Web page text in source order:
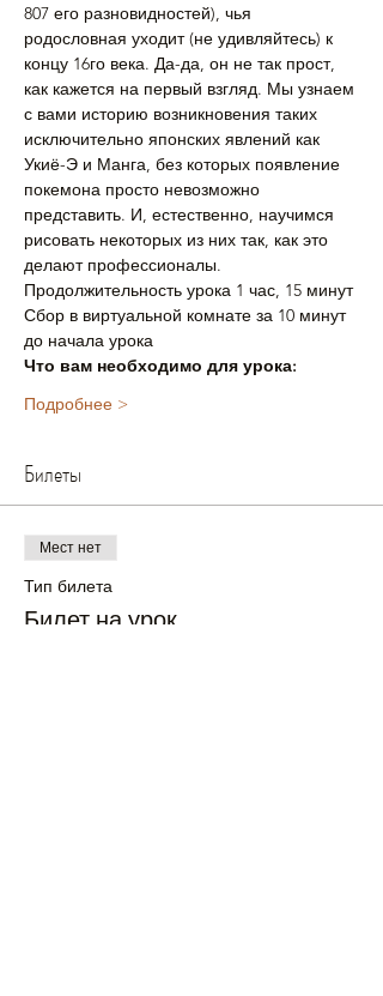
807 его разновидностей), чья
родословная уходит (не удивляйтесь) к
концу 16го века. Да-да, он не так прост,
как кажется на первый взгляд. Мы узнаем
с вами историю возникновения таких
исключительно японских явлений как
Укиё-Э и Манга, без которых появление
покемона просто невозможно
представить. И, естественно, научимся
рисовать некоторых из них так, как это
делают профессионалы.
Продолжительность урока 1 час, 15 минут
Сбор в виртуальной комнате за 10 минут
до начала урока
Что вам необходимо для урока:
Подробнее >
Билеты
Мест нет
Тип билета
Билет на урок